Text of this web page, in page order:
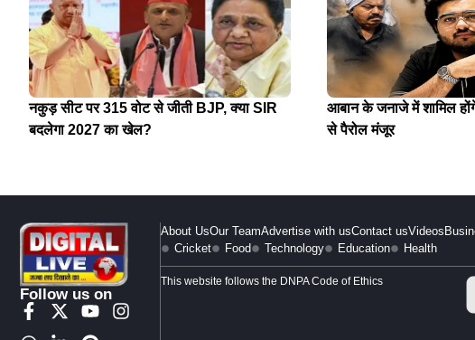
नकुड़ सीट पर 315 वोट से जीती BJP, क्या SIR
बदलेगा 2027 का खेल?
आबान के जनाजे में शामिल
से पैरोल मंजूर
Follow us on
About UsOur TeamAdvertise with usContact usVideos
Cricket
Food Technology Education Health
This website follows the DNPA Code of Ethics